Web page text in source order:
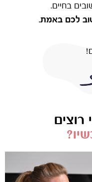
בחיים.
לכם באמת.